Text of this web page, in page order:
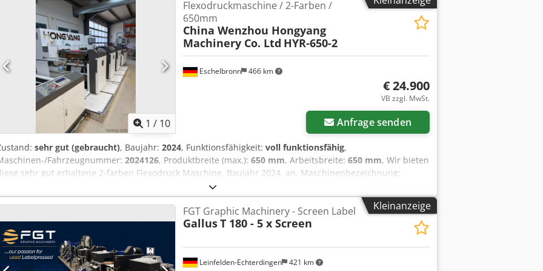
1 / 10
Eschelbronn 466 km
Flexodruckmaschine / 2-Farben /
650mm
China Wenzhou Hongyang
Machinery Co. Ltd HYR-650-2
€ 24.900
VB zzgl. MwSt.
Anfrage senden
sehr gut (gebraucht), Baujahr: 2024, Funktionsfähigkeit: voll funktionsfähig,
Fahrzeugnummer: 2024126, Produktbreite (max.): 650 mm, Arbeitsbreite: 650 mm, Wir bieten
sehr gut erhaltene 2-farben Flexodruck Maschine, Baujahr 2024, an. Maschinenbezeichnung:
Flexodruck Maschine / 2-farbig / für bis zu 650mm Breite Hersteller: China Wenzhou Hongyang Machinery
Ltd. Modell: HYR-650-2 Seriennummer: 2024126 Baujahr: 12/2024 Zustand: sehr gut (gebraucht)
Funktionsfähigkeit: voll funktionsfähig Demontage und Transport müssen vom Käufer auf eigene Kosten
werden. Cjdpezmul Sofx Alwerf Wenn Sie Rückfragen haben oder mehr Informationen
benötigen, schreiben Sie uns gerne eine Nachricht oder rufen uns an.
Kleinanzeige
Leinfelden-Echterdingen 421 km
FGT Graphic Machinery - Screen Label
GallusT 180 - 5 x Screen